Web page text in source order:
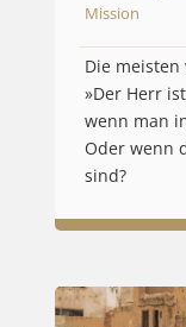
Mission
Die meisten
»Der Herr
wenn man
Oder wenn
sind?